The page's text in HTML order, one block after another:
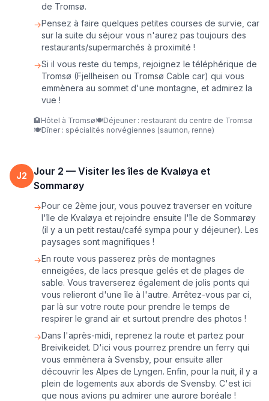
de Tromsø.
→Pensez à faire quelques petites courses de survie, car
sur la suite du séjour vous n'aurez pas toujours des
restaurants/supermarchés à proximité !
→Si il vous reste du temps, rejoignez le téléphérique de
Tromsø (Fjellheisen ou Tromsø Cable car) qui vous
emmènera au sommet d'une montagne, et admirez la
vue !
🏨Hôtel à Tromsø🍽️Déjeuner : restaurant du centre de Tromsø
🍽️Dîner : spécialités norvégiennes (saumon, renne)
J2 Jour 2 — Visiter les îles de Kvaløya et
Sommarøy
→Pour ce 2ème jour, vous pouvez traverser en voiture
l'île de Kvaløya et rejoindre ensuite l'île de Sommarøy
(il y a un petit restau/café sympa pour y déjeuner). Les
paysages sont magnifiques !
→En route vous passerez près de montagnes
enneigées, de lacs presque gelés et de plages de
sable. Vous traverserez également de jolis ponts qui
vous relieront d'une île à l'autre. Arrêtez-vous par ci,
par là sur votre route pour prendre le temps de
respirer le grand air et surtout prendre des photos !
→Dans l'après-midi, reprenez la route et partez pour
Breivikeidet. D'ici vous pourrez prendre un ferry qui
vous emmènera à Svensby, pour ensuite aller
découvrir les Alpes de Lyngen. Enfin, pour la nuit, il y a
plein de logements aux abords de Svensby. C'est ici
que nous avions pu admirer une aurore boréale !